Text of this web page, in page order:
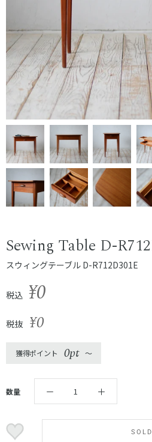
Sewing Table D-
スウィングテーブル D-R712D301E
税込 ¥0
税抜 ¥0
獲得ポイント 0pt 〜
数量